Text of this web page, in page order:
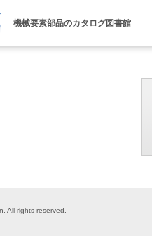
機械要素部品のカタログ図書館
All rights reserved.